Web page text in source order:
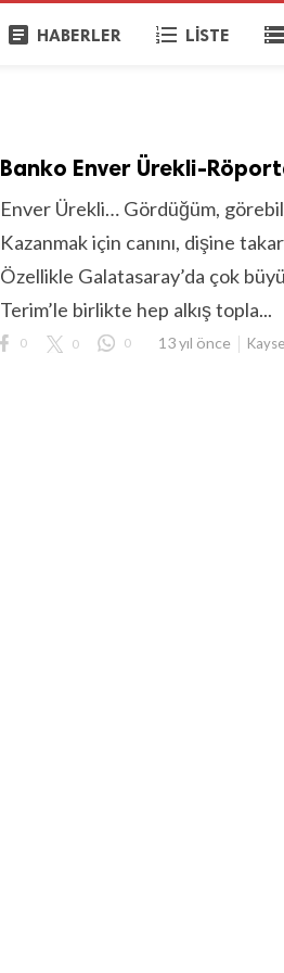
article HABERLER format_list_numbered LISTE
Banko Enver Ürekli-
Enver Ürekli… Gördüğüm,
Kazanmak için canını, dişine
Özellikle Galatasaray’da çok
Terim’le birlikte hep alkış topla...
0 0 0 13 yıl önce